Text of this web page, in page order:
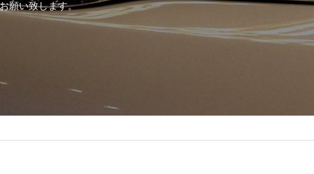
願い致します。